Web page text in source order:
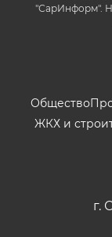
"СарИнформ".
Общество
ЖКХ и
г.